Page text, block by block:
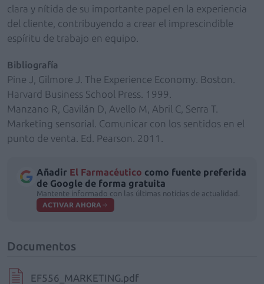
clara y nítida de su importante papel en la experiencia
del cliente, contribuyendo a crear el imprescindible
espíritu de trabajo en equipo.
Bibliografía
Pine J, Gilmore J. The Experience Economy. Boston.
Harvard Business School Press. 1999.
Manzano R, Gavilán D, Avello M, Abril C, Serra T.
Marketing sensorial. Comunicar con los sentidos en el
punto de venta. Ed. Pearson. 2011.
Añadir El Farmacéutico como fuente preferida
de Google de forma gratuita
Mantente informado con las últimas noticias de actualidad.
ACTIVAR AHORA
Documentos
EF556_MARKETING.pdf